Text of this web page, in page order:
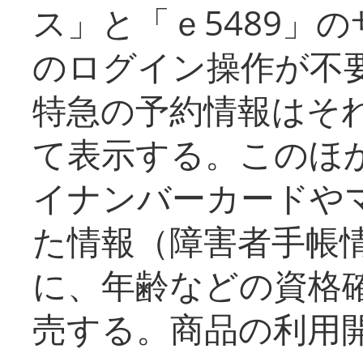
ス」と「ｅ5489」
のログイン操作が不
特急の予約情報はそ
て表示する。このほ
イナンバーカードや
た情報（障害者手帳
に、年齢などの資格
売する。商品の利用